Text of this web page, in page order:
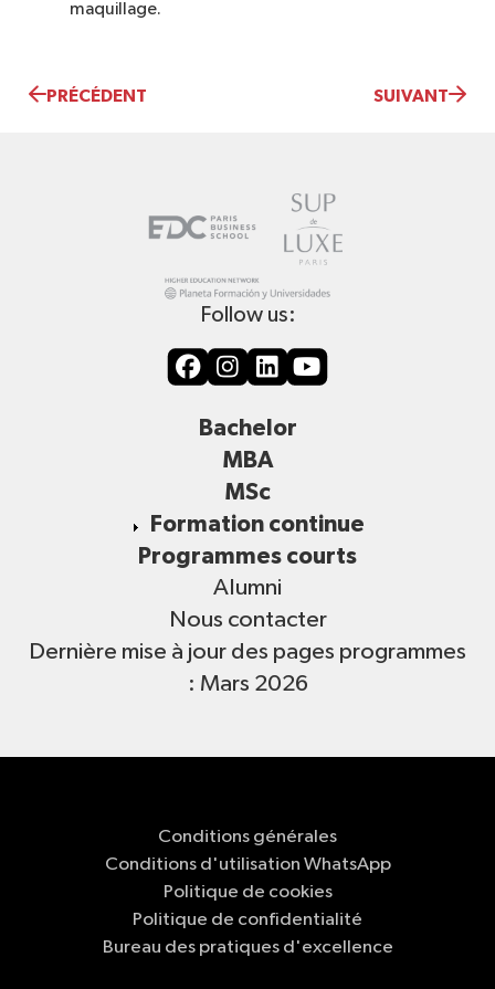
maquillage.
PRÉCÉDENT SUIVANT
Follow us:
Bachelor
MBA
MSc
Formation continue
Programmes courts
Alumni
Nous contacter
Dernière mise à jour des pages programmes
: Mars 2026
Conditions générales
Conditions d'utilisation WhatsApp
Politique de cookies
Politique de confidentialité
Bureau des pratiques d'excellence